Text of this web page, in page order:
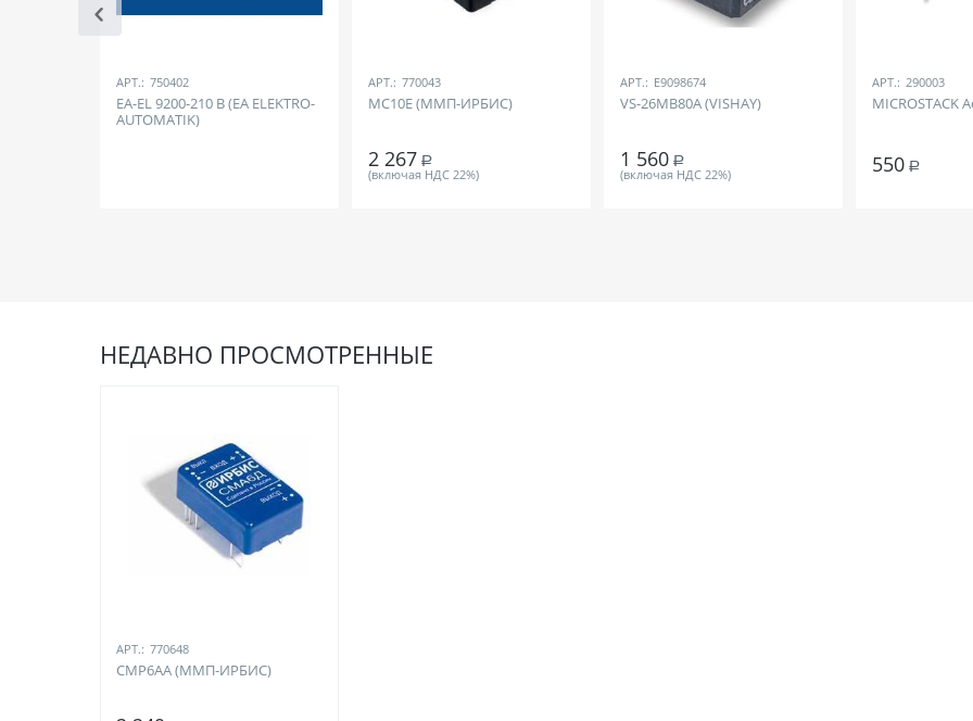
АРТ.: 750402
EA-EL 9200-210 B (EA ELEKTRO-
AUTOMATIK)
АРТ.: 770043
МС10Е (ММП-ИРБИС)
2 267 Р
(включая НДС 22%)
АРТ.: E9098674
VS-26MB80A (VISHAY)
1 560 Р
(включая НДС 22%)
АРТ.: 290003
MICROSTACK
550 Р
НЕДАВНО ПРОСМОТРЕННЫЕ
АРТ.: 770648
СМР6АА (ММП-ИРБИС)